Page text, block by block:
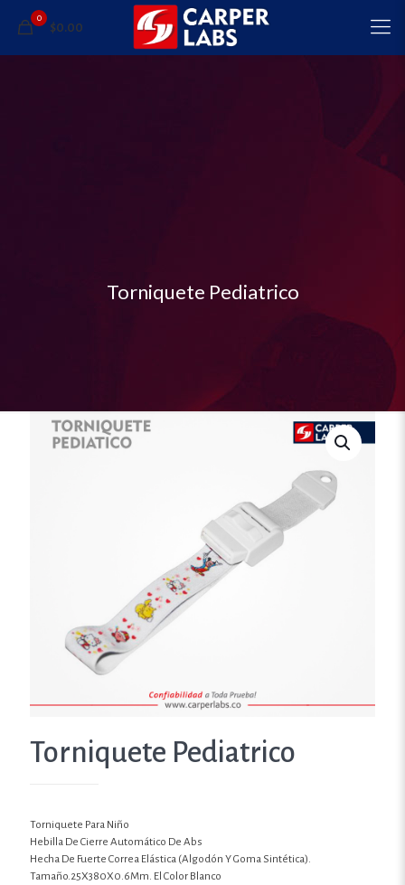
0
$0.00
Torniquete Pediatrico
Torniquete Pediatrico
Torniquete Para Niño
Hebilla De Cierre Automático De Abs
Hecha De Fuerte Correa Elástica (Algodón Y Goma Sintética).
Tamaño.25X380X0.6Mm. El Color Blanco